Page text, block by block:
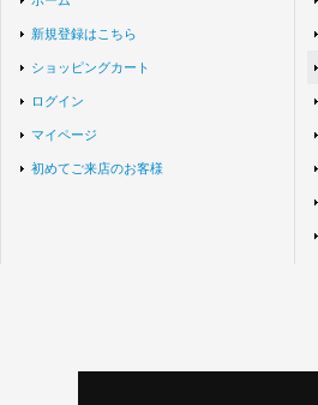
新規登録はこちら
ショッピングカート
ログイン
マイページ
初めてご来店のお客様